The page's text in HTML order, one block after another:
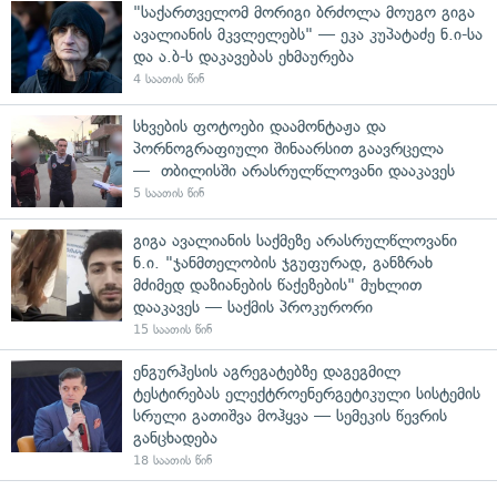
"საქართველომ მორიგი ბრძოლა მოუგო გიგა
ავალიანის მკვლელებს" — ეკა კუპატაძე ნ.ი-სა
და ა.ბ-ს დაკავებას ეხმაურება
4 საათის წინ
სხვების ფოტოები დაამონტაჟა და
პორნოგრაფიული შინაარსით გაავრცელა
— თბილისში არასრულწლოვანი დააკავეს
5 საათის წინ
გიგა ავალიანის საქმეზე არასრულწლოვანი
ნ.ი. "ჯანმთელობის ჯგუფურად, განზრახ
მძიმედ დაზიანების წაქეზების" მუხლით
დააკავეს — საქმის პროკურორი
15 საათის წინ
ენგურჰესის აგრეგატებზე დაგეგმილ
ტესტირებას ელექტროენერგეტიკული სისტემის
სრული გათიშვა მოჰყვა — სემეკის წევრის
განცხადება
18 საათის წინ